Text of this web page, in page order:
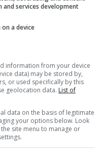
and services development
a device
information from your device
data) may be stored by,
or used specifically by this
geolocation data. List of
data on the basis of legitimate
your options below. Look
site menu to manage or